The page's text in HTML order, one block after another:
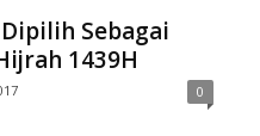
Sebagai
1439H
0